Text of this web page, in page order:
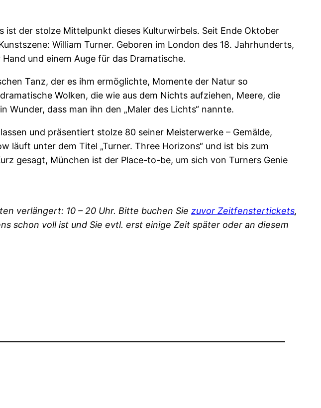
der stolze Mittelpunkt dieses Kulturwirbels. Seit Ende Oktober
William Turner. Geboren im London des 18. Jahrhunderts,
und einem Auge für das Dramatische.
Tanz, der es ihm ermöglichte, Momente der Natur so
Wolken, die wie aus dem Nichts aufziehen, Meere, die
dass man ihn den „Maler des Lichts“ nannte.
und präsentiert stolze 80 seiner Meisterwerke – Gemälde,
läuft unter dem Titel „Turner. Three Horizons“ und ist bis zum
gesagt, München ist der Place-to-be, um sich von Turners Genie
verlängert: 10 – 20 Uhr. Bitte buchen Sie zuvor Zeitfenstertickets,
schon voll ist und Sie evtl. erst einige Zeit später oder an diesem